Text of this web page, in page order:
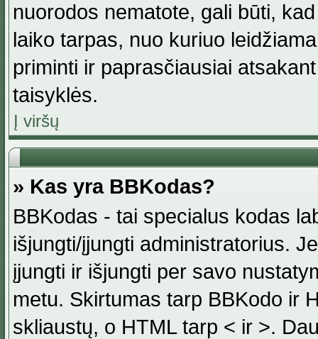
nuorodos nematote, gali būti,
laiko tarpas, nuo kuriuo
priminti ir paprasčiausiai
taisyklės.
Į viršų
» Kas yra BBKodas?
BBKodas - tai specialus kodas
išjungti/įjungti administratorius.
įjungti ir išjungti per savo
metu. Skirtumas tarp BBKodo ir
skliaustų, o HTML tarp < ir >.